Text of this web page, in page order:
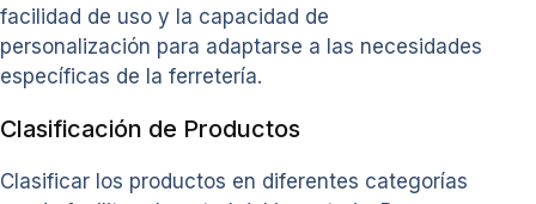
facilidad de uso y la capacidad de
personalización para adaptarse a las necesidades
específicas de la ferretería.
Clasificación de Productos
Clasificar los productos en diferentes categorías